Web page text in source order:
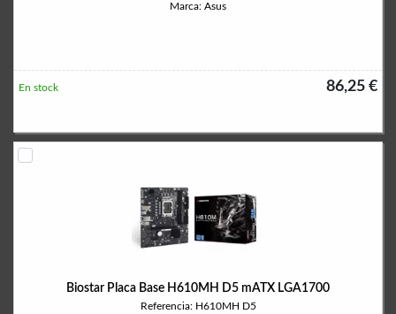
Marca: Asus
86,25 €
En stock
Biostar Placa Base H610MH D5 mATX LGA1700
Referencia: H610MH D5